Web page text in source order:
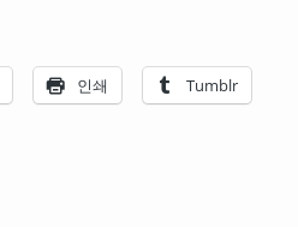
인쇄 Tumblr